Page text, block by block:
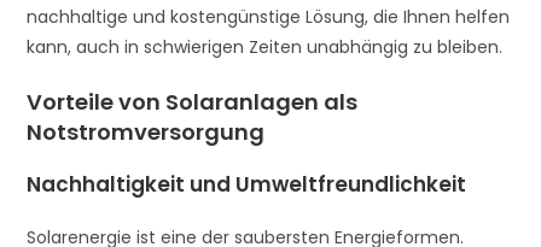
nachhaltige und kostengünstige Lösung, die Ihnen helfen
kann, auch in schwierigen Zeiten unabhängig zu bleiben.
Vorteile von Solaranlagen als
Notstromversorgung
Nachhaltigkeit und Umweltfreundlichkeit
Solarenergie ist eine der saubersten Energieformen.